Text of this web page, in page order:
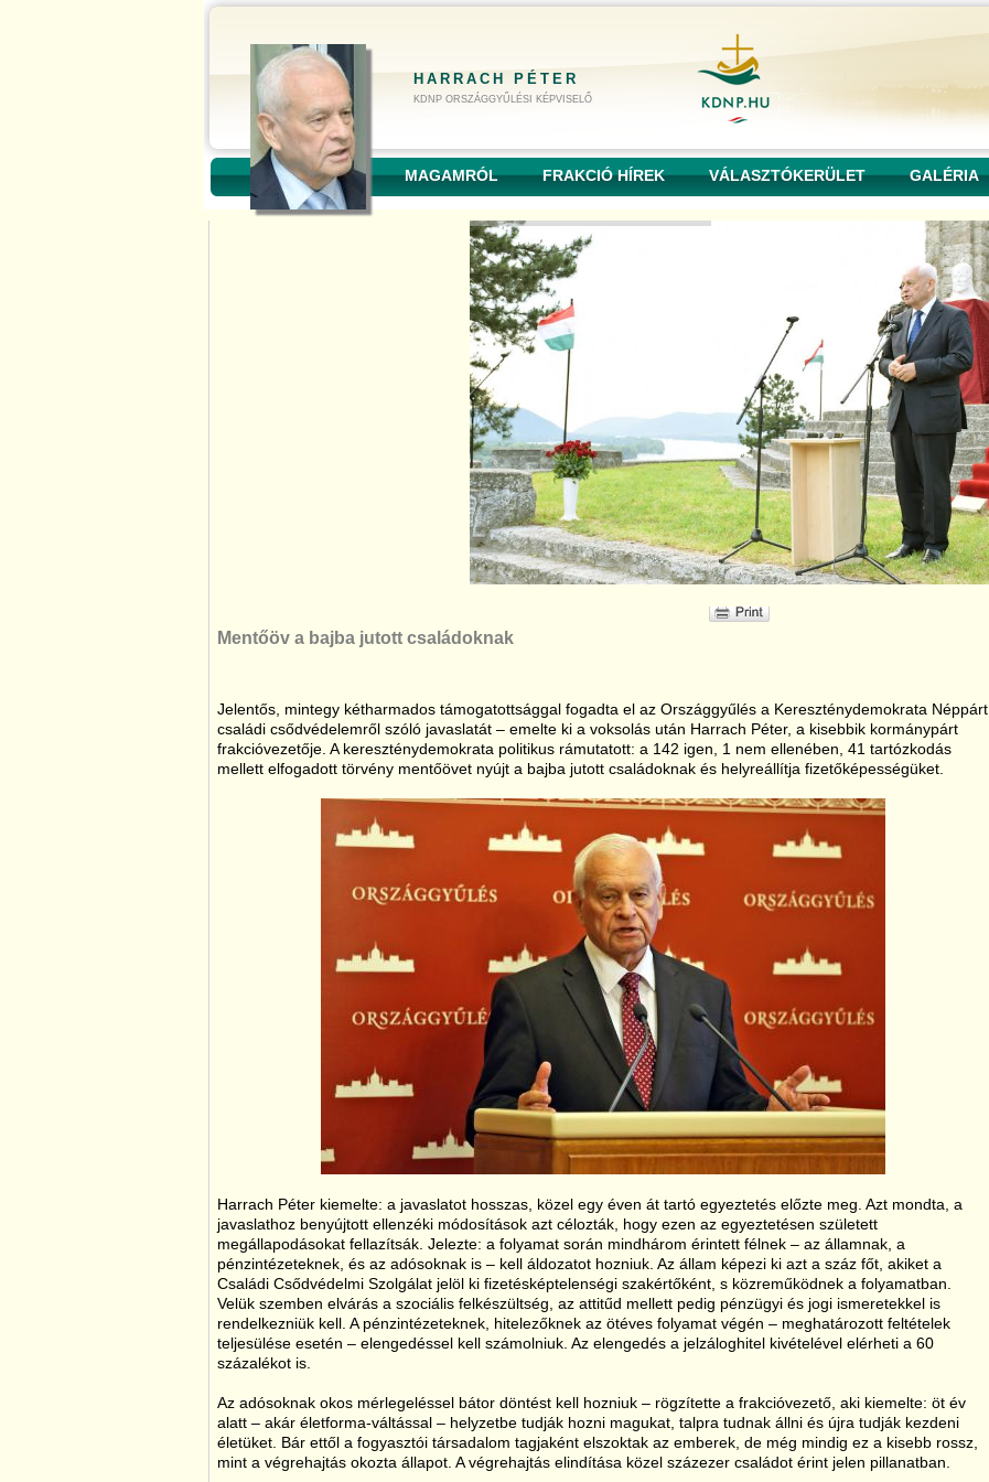
HARRACH PÉTER
KDNP ORSZÁGGYŰLÉSI KÉPVISELŐ
MAGAMRÓL FRAKCIÓ HÍREK VÁLASZTÓKERÜLET GALÉRIA
Mentőöv a bajba jutott családoknak
Jelentős, mintegy kétharmados támogatottsággal fogadta el az Országgyűlés a Kereszténydemokrata Néppárt
családi csődvédelemről szóló javaslatát – emelte ki a voksolás után Harrach Péter, a kisebbik kormánypárt
frakcióvezetője. A kereszténydemokrata politikus rámutatott: a 142 igen, 1 nem ellenében, 41 tartózkodás
mellett elfogadott törvény mentőövet nyújt a bajba jutott családoknak és helyreállítja fizetőképességüket.
Harrach Péter kiemelte: a javaslatot hosszas, közel egy éven át tartó egyeztetés előzte meg. Azt mondta, a
javaslathoz benyújtott ellenzéki módosítások azt célozták, hogy ezen az egyeztetésen született
megállapodásokat fellazítsák. Jelezte: a folyamat során mindhárom érintett félnek – az államnak, a
pénzintézeteknek, és az adósoknak is – kell áldozatot hozniuk. Az állam képezi ki azt a száz főt, akiket a
Családi Csődvédelmi Szolgálat jelöl ki fizetésképtelenségi szakértőként, s közreműködnek a folyamatban.
Velük szemben elvárás a szociális felkészültség, az attitűd mellett pedig pénzügyi és jogi ismeretekkel is
rendelkezniük kell. A pénzintézeteknek, hitelezőknek az ötéves folyamat végén – meghatározott feltételek
teljesülése esetén – elengedéssel kell számolniuk. Az elengedés a jelzáloghitel kivételével elérheti a 60
százalékot is.
Az adósoknak okos mérlegeléssel bátor döntést kell hozniuk – rögzítette a frakcióvezető, aki kiemelte: öt év
alatt – akár életforma-váltással – helyzetbe tudják hozni magukat, talpra tudnak állni és újra tudják kezdeni
életüket. Bár ettől a fogyasztói társadalom tagjaként elszoktak az emberek, de még mindig ez a kisebb rossz,
mint a végrehajtás okozta állapot. A végrehajtás elindítása közel százezer családot érint jelen pillanatban.